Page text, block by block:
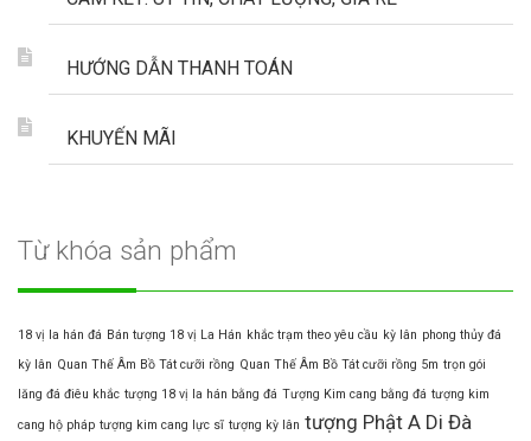
HƯỚNG DẪN THANH TOÁN
KHUYẾN MÃI
Từ khóa sản phẩm
18 vị la hán đá Bán tượng 18 vị La Hán khắc trạm theo yêu cầu kỳ lân phong thủy đá
kỳ lân Quan Thế Âm Bồ Tát cưỡi rồng Quan Thế Âm Bồ Tát cưỡi rồng 5m trọn gói
lăng đá điêu khắc tượng 18 vị la hán bằng đá Tượng Kim cang bằng đá tượng kim
cang hộ pháp tượng kim cang lực sĩ tượng kỳ lân tượng Phật A Di Đà